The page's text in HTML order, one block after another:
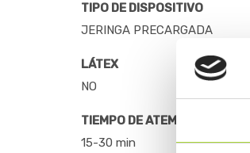
TIPO DE DISPOSITIVO
JERINGA PRECARGADA
LÁTEX
NO
TIEMPO DE ATEMPERADO
15-30 min